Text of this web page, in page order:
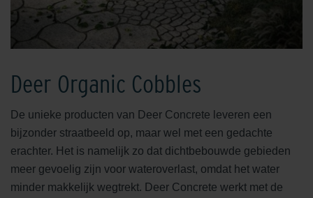
Deer Organic Cobbles
De unieke producten van Deer Concrete leveren een
bijzonder straatbeeld op, maar wel met een gedachte
erachter. Het is namelijk zo dat dichtbebouwde gebieden
meer gevoelig zijn voor wateroverlast, omdat het water
minder makkelijk wegtrekt. Deer Concrete werkt met de